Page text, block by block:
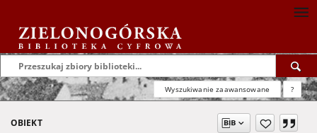
Wyszukiwanie zaawansowane ?
OBIEKT